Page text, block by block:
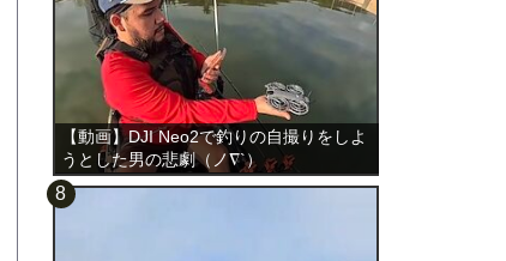
【動画】DJI Neo2で釣りの自撮りをしよ
うとした男の悲劇（ノ∇`）